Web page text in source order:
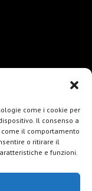
come i cookie per
Il consenso a
il comportamento
o ritirare il
e funzioni.